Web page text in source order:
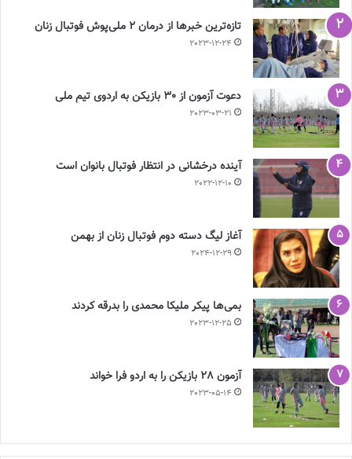
تازه‌ترین خبرها از درمان ۲ ملی‌پوش فوتبال زنان
2023-12-24
دعوت آزمون از 30 بازیکن به اردوی تیم ملی
2023-03-21
آینده درخشانی در انتظار فوتبال بانوان است
2022-12-10
آغاز لیگ دسته دوم فوتبال زنان از بهمن
2024-12-29
بمی‌ها پیکر ملیکا محمدی را بدرقه کردند
2023-12-25
آزمون 28 بازیکن را به اردو فرا خواند
2023-05-14